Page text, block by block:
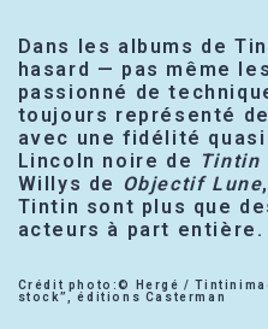
Dans les albums de
hasard — pas même
passionné de
toujours représenté
avec une fidélité quasi
Lincoln noire de Tintin
Willys de Objectif Lune
Tintin sont plus que
acteurs à part entière.
Crédit photo:© Hergé /
stock”, éditions Casterman